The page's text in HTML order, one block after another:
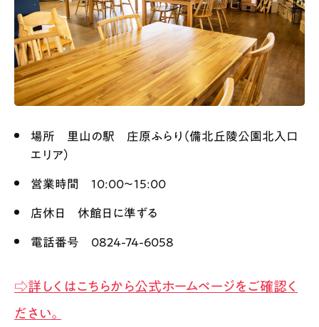
場所 里山の駅 庄原ふらり（備北丘陵公園北入口
エリア）
営業時間 10:00〜15:00
店休日 休館日に準ずる
電話番号 0824-74-6058
⇨詳しくはこちらから公式ホームページをご確認く
ださい。